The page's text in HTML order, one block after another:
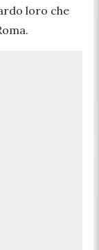
loro che